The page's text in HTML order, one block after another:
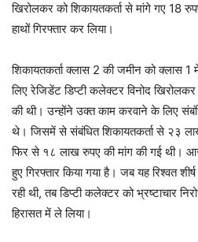
खिरोलकर को शिकायतकर्ता से मांगे गए 18
हाथों गिरफ्तार कर लिया।
शिकायतकर्ता क्लास 2 की जमीन को क्लास 1
लिए रेजिडेंट डिप्टी कलेक्टर विनोद खिरोलकर
की थी। उन्होंने उक्त काम करवाने के लिए
थे। जिसमें से संबंधित शिकायतकर्ता से २३
फिर से १८ लाख रुपए की मांग की गई थी।
हुए गिरफ्तार किया गया है। जब यह रिश्वत शीर्ष
रही थी, तब डिप्टी कलेक्टर को भ्रष्टाचार
हिरासत में ले लिया।